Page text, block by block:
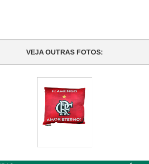
VEJA OUTRAS FOTOS: